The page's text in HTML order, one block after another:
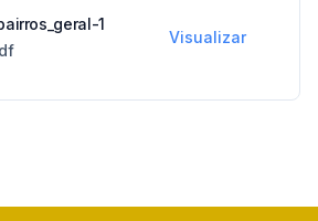
1
Visualizar